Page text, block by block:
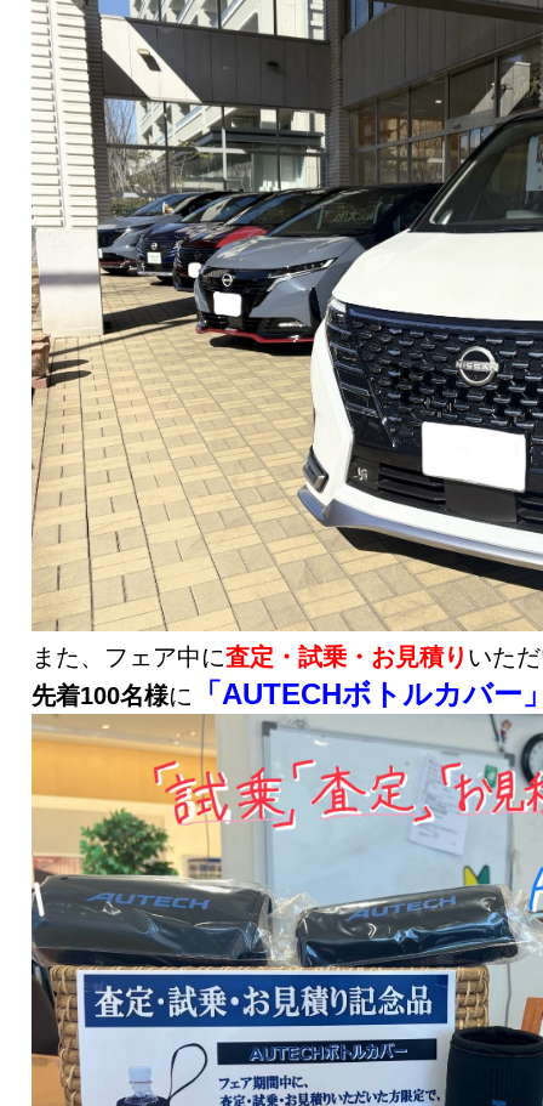
また、フェア中に査定・試乗・お見積り いた
先着100名様に 「AUTECHボトルカバー